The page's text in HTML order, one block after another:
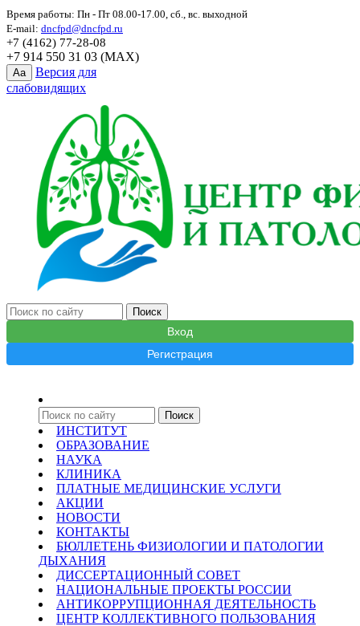
Время работы: Пн - Пт 08.00-17.00, сб., вс. выходной
E-mail: dncfpd@dncfpd.ru
+7 (4162) 77-28-08
+7 914 550 31 03 (MAX)
Aa
Версия для
слабовидящих
Вход
Регистрация
ИНСТИТУТ
ОБРАЗОВАНИЕ
НАУКА
КЛИНИКА
ПЛАТНЫЕ МЕДИЦИНСКИЕ УСЛУГИ
АКЦИИ
НОВОСТИ
КОНТАКТЫ
БЮЛЛЕТЕНЬ ФИЗИОЛОГИИ И ПАТОЛОГИИ
ДЫХАНИЯ
ДИССЕРТАЦИОННЫЙ СОВЕТ
НАЦИОНАЛЬНЫЕ ПРОЕКТЫ РОССИИ
АНТИКОРРУПЦИОННАЯ ДЕЯТЕЛЬНОСТЬ
ЦЕНТР КОЛЛЕКТИВНОГО ПОЛЬЗОВАНИЯ